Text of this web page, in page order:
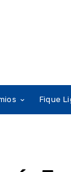
Fique